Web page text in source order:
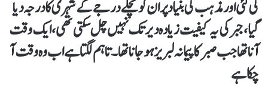
کی گئی اور مذہب کی بنیاد پر ان کو نچلے درجے کے شہری کا درجہ دیا
گیا، جبر کی یہ کیفیت زیادہ دیر تک نہیں چل سکتی تھی، ایک وقت
آنا تھا جب صبر کا پیمانہ لبریز ہو جانا تھا۔ تاہم لگتا ہے اب وہ وقت آ
چکا ہے